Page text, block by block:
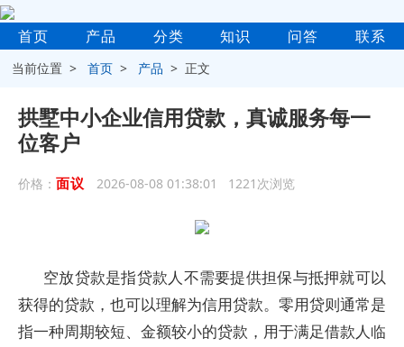
首页 产品 分类 知识 问答 联系
当前位置 >首页 > 产品 > 正文
拱墅中小企业信用贷款，真诚服务每一
位客户
价格： 面议 2026-08-08 01:38:01 1221次浏览
空放贷款是指贷款人不需要提供担保与抵押就可以
获得的贷款，也可以理解为信用贷款。零用贷则通常是
指一种周期较短、金额较小的贷款，用于满足借款人临